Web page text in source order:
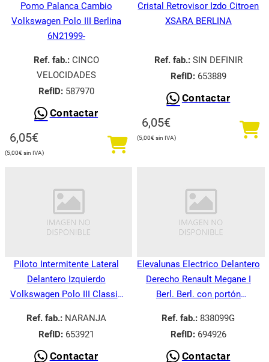
Pomo Palanca Cambio
Volkswagen Polo III Berlina
6N21999-
Ref. fab.:CINCO
VELOCIDADES
RefID:587970
Contactar
6,05€
5,00€
Cristal Retrovisor Izdo Citroen
XSARA BERLINA
Ref. fab.:SIN DEFINIR
RefID:653889
Contactar
6,05€
5,00€
Piloto Intermitente Lateral
Delantero Izquierdo
Volkswagen Polo III Classic
Ref. fab.:NARANJA
RefID:653921
Contactar
Elevalunas Electrico Delantero
Derecho Renault Megane I
Berl. Berl. con portón
Ref. fab.: 838099G
RefID:694926
Contactar